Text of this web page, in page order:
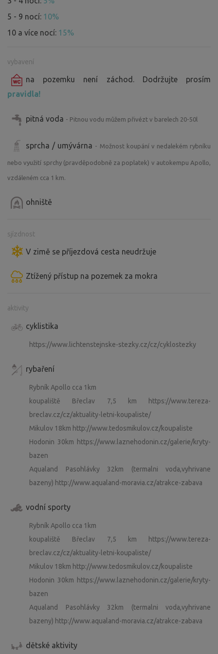
Skvostný zámek Lednice je vzdálen asi 5 minut autem, jen
o par km dále Hlavní město vína Valtice s barokním
zámkem a nekonečný seznam kulturních akcí v okolí
ochutnávku vín v komornějším prostředí jen pro Vaši
skupinku, budete mít příležitost oslovit místního vinaře a
profesionálního sommeliera, který osobně a s láskou
5 - 9 nocí: 10%
10 a více nocí: 15%
vybavení
na pozemku není záchod. Dodržujte prosím
pravidla!
pitná voda - Pitnou vodu můžem přivézt v barelech 20-50l
sprcha / umývárna - Možnost koupání v nedalekém rybníku
nebo využití sprchy (pravděpodobně za poplatek) v autokempu Apollo,
vzdáleném cca 1 km.
ohniště
sjízdnost
V zimě se příjezdová cesta neudržuje
Ztížený přístup na pozemek za mokra
aktivity
cyklistika
https://www.lichtenstejnske-stezky.cz/cz/cyklostezky
rybaření
Rybník Apollo cca 1km
koupaliště Břeclav 7,5 km https://www.tereza-
breclav.cz/cz/aktuality-letni-koupaliste/
Mikulov 18km http://www.tedosmikulov.cz/koupaliste
Hodonin 30km https://www.laznehodonin.cz/galerie/kryty-
bazen
Aqualand Pasohlávky 32km (termalni voda,vyhrivane
bazeny) http://www.aqualand-moravia.cz/atrakce-zabava
vodní sporty
Rybník Apollo cca 1km
koupaliště Břeclav 7,5 km https://www.tereza-
breclav.cz/cz/aktuality-letni-koupaliste/
Mikulov 18km http://www.tedosmikulov.cz/koupaliste
Hodonin 30km https://www.laznehodonin.cz/galerie/kryty-
bazen
Aqualand Pasohlávky 32km (termalni voda,vyhrivane
bazeny) http://www.aqualand-moravia.cz/atrakce-zabava
dětské aktivity